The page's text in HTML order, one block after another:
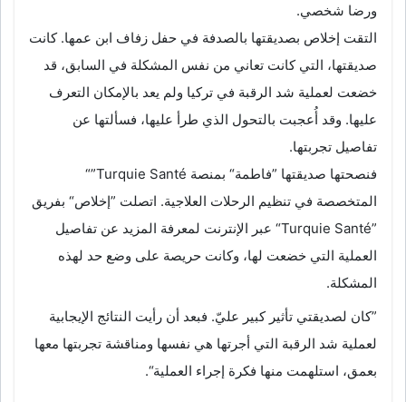
ورضا شخصي.
التقت إخلاص بصديقتها بالصدفة في حفل زفاف ابن عمها. كانت
صديقتها، التي كانت تعاني من نفس المشكلة في السابق، قد
خضعت لعملية شد الرقبة في تركيا ولم يعد بالإمكان التعرف
عليها. وقد أُعجبت بالتحول الذي طرأ عليها، فسألتها عن
تفاصيل تجربتها.
فنصحتها صديقتها ”فاطمة“ بمنصة Turquie Santé”“
المتخصصة في تنظيم الرحلات العلاجية. اتصلت ”إخلاص“ بفريق
”Turquie Santé“ عبر الإنترنت لمعرفة المزيد عن تفاصيل
العملية التي خضعت لها، وكانت حريصة على وضع حد لهذه
المشكلة.
”كان لصديقتي تأثير كبير عليّ. فبعد أن رأيت النتائج الإيجابية
لعملية شد الرقبة التي أجرتها هي نفسها ومناقشة تجربتها معها
بعمق، استلهمت منها فكرة إجراء العملية“.